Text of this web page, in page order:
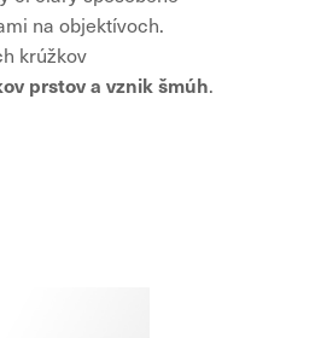
na objektívoch.
krúžkov
prstov a vznik šmúh.